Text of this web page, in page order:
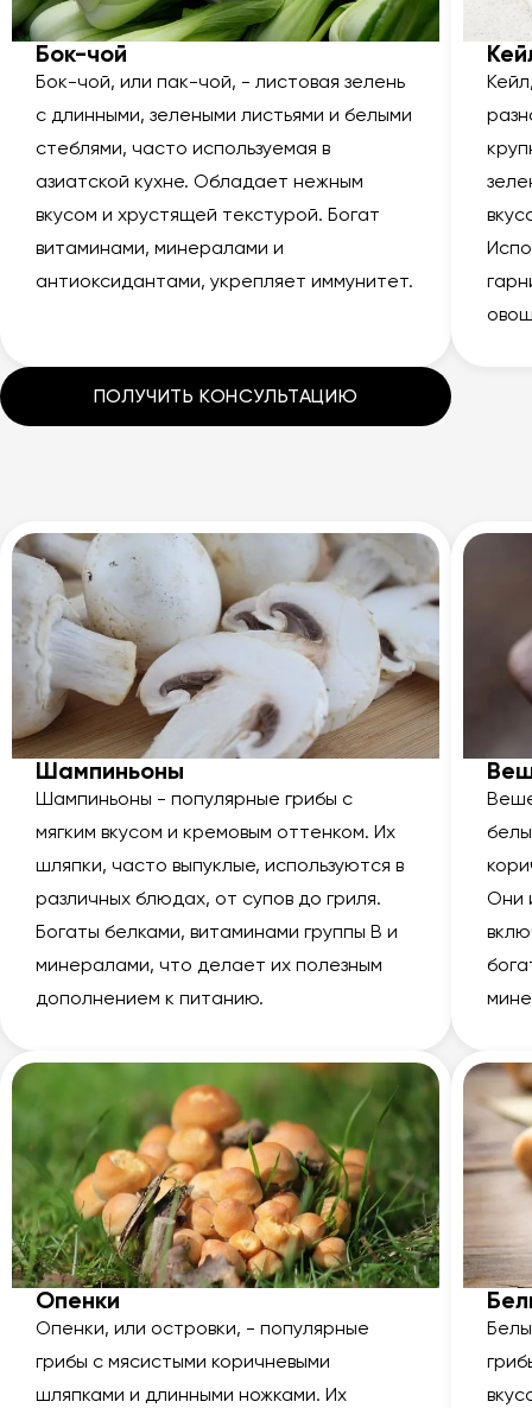
Бок-чой
Бок-чой, или пак-чой, - листовая зелень
с длинными, зелеными листьями и белыми
стеблями, часто используемая в
азиатской кухне. Обладает нежным
вкусом и хрустящей текстурой. Богат
витаминами, минералами и
антиоксидантами, укрепляет иммунитет.
ПОЛУЧИТЬ КОНСУЛЬТАЦИЮ
Шампиньоны
Шампиньоны - популярные грибы с
мягким вкусом и кремовым оттенком. Их
шляпки, часто выпуклые, используются в
различных блюдах, от супов до гриля.
Богаты белками, витаминами группы В и
минералами, что делает их полезным
дополнением к питанию.
Они
Опенки
Опенки, или островки, - популярные
грибы с мясистыми коричневыми
шляпками и длинными ножками. Их